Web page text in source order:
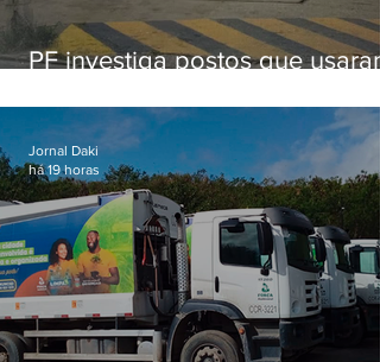
PF investiga postos que usaram
secretário morto em 2020
Jornal Daki
há 19 horas